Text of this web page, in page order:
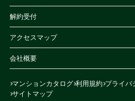
解約受付
アクセスマップ
会社概要
マンションカタログ 利用規約 プライバ
サイトマップ